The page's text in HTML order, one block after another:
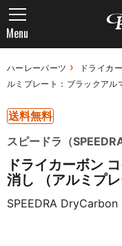
Menu
ハーレーパーツ
ドライカ
ルミプレート：ブラックアル
送料無料
スピードラ（SPEEDRA
ドライカーボン
消し （アルミプ
SPEEDRA